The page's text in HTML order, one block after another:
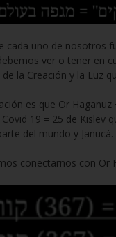
cada uno de nosotros
ver o tener en
la Creación y la Luz
es que Or Haganuz
Covid 19 = 25 de Kislev
del mundo y Janucá.
conectarnos con Or